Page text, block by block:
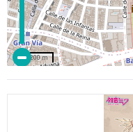
200 m